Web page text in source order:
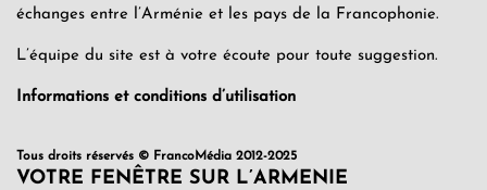
échanges entre l’Arménie et les pays de la Francophonie.
L’équipe du site est à votre écoute pour toute suggestion.
Informations et conditions d’utilisation
Tous droits réservés © FrancoMédia 2012-2025
VOTRE FENÊTRE SUR L’ARMENIE